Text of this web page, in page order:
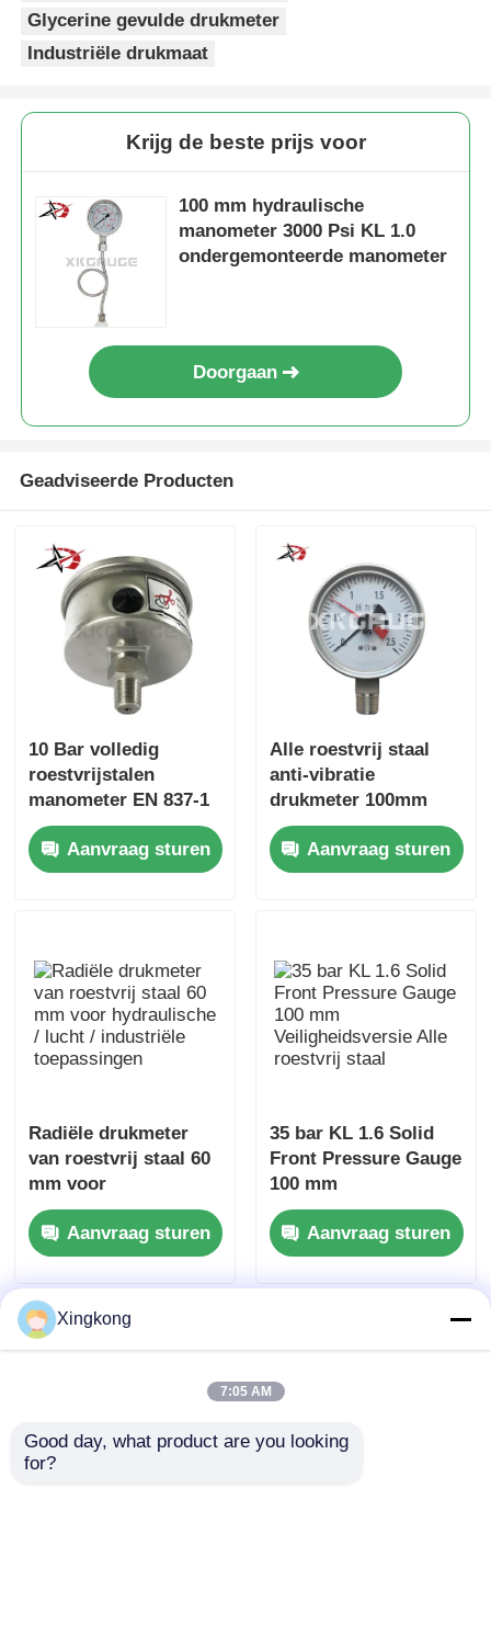
Glycerine gevulde drukmeter
Industriële drukmaat
Krijg de beste prijs voor
100 mm hydraulische
manometer 3000 Psi KL 1.0
ondergemonteerde manometer
Doorgaan
Geadviseerde Producten
10 Bar volledig
roestvrijstalen
manometer EN 837-1
manometer
verwarmingssysteem
aan de achterkant
Aanvraag sturen
Alle roestvrij staal
anti-vibratie
drukmeter 100mm
vloeistof gevulde IP65
industriële
manometer
Aanvraag sturen
Radiële drukmeter
van roestvrij staal 60
mm voor
hydraulische / lucht /
industriële
toepassingen
Aanvraag sturen
35 bar KL 1.6 Solid
Front Pressure Gauge
100 mm
Veiligheidsversie Alle
roestvrij staal
Aanvraag sturen
Xingkong
7:05 AM
Good day, what product are you looking
for?